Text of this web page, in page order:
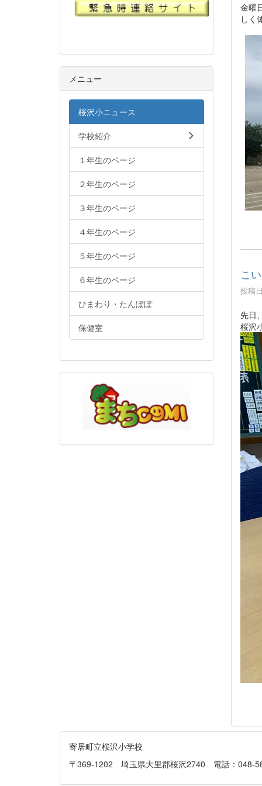
金曜
しく
こ
投稿
先日
桜沢
メニュー
桜沢小ニュース
学校紹介
１年生のページ
２年生のページ
３年生のページ
４年生のページ
５年生のページ
６年生のページ
ひまわり・たんぽぽ
保健室
寄居町立桜沢小学校
〒369-1202 埼玉県大里郡桜沢2740 電話：048-